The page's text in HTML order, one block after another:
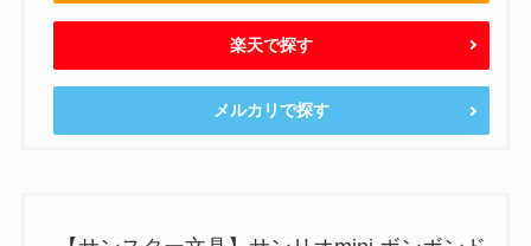
楽天で探す
メルカリで探す